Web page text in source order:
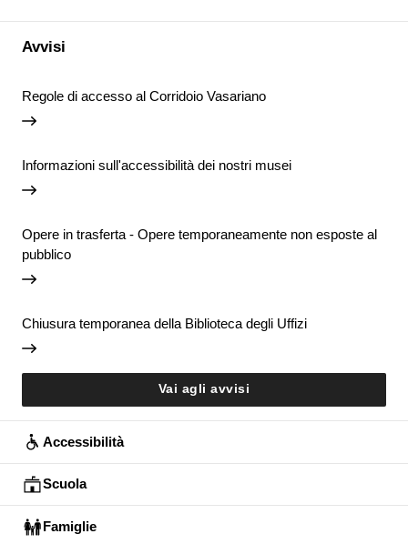
Avvisi
Regole di accesso al Corridoio Vasariano
Informazioni sull'accessibilità dei nostri musei
Opere in trasferta - Opere temporaneamente non esposte al
pubblico
Chiusura temporanea della Biblioteca degli Uffizi
Vai agli avvisi
Accessibilità
Scuola
Famiglie